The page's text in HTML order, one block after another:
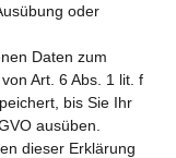
oder
Daten zum
Art. 6 Abs. 1 lit. f
bis Sie Ihr
ausüben.
dieser Erklärung